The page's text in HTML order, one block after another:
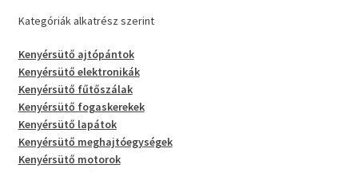
Kategóriák alkatrész szerint
Kenyérsütő ajtópántok
Kenyérsütő elektronikák
Kenyérsütő fűtőszálak
Kenyérsütő fogaskerekek
Kenyérsütő lapátok
Kenyérsütő meghajtóegységek
Kenyérsütő motorok